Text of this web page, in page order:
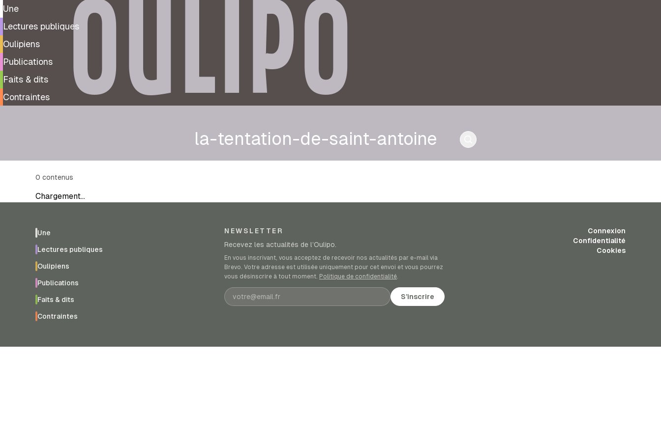
Une
Lectures publiques
Oulipiens
Publications
Faits & dits
Contraintes
OULIPO
la-tentation-de-saint-antoine
0 contenus
Chargement…
Une
Lectures publiques
Oulipiens
Publications
Faits & dits
Contraintes
NEWSLETTER
Recevez les actualités de l’Oulipo.
En vous inscrivant, vous acceptez de recevoir nos actualités par e-mail via
Brevo. Votre adresse est utilisée uniquement pour cet envoi et vous pourrez
vous désinscrire à tout moment. Politique de confidentialité.
Adresse e-mail S’inscrire
Connexion
Confidentialité
Cookies